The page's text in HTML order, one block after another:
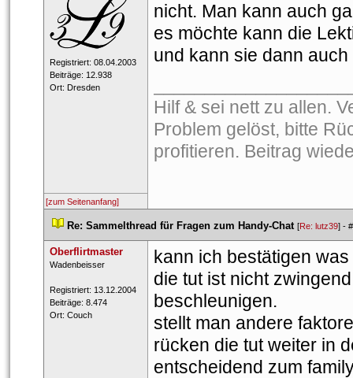
Registriert: 08.04.2003
Beiträge: 12.938
Ort: Dresden
nicht. Man kann auch
es möchte kann die
und kann sie dann
Hilf & sei nett zu allen.
Problem gelöst, bitte
profitieren. Beitrag
[zum Seitenanfang]
Re: Sammelthread für Fragen zum Handy-Chat [Re: lutz39] -
Oberflirtmaster
​Wadenbeisser
Registriert: 13.12.2004
Beiträge: 8.474
Ort: Couch
kann ich bestätigen
die tut ist nicht
beschleunigen.
tellt man andere
rücken die tut weiter in
entscheidend zum